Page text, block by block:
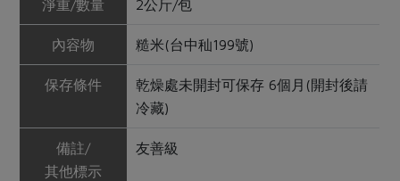
淨重/數量 2公斤/包
內容物 糙米(台中秈199號)
保存條件
乾燥處未開封可保存 6個月(開封後請
冷藏)
備註/
其他標示
友善級